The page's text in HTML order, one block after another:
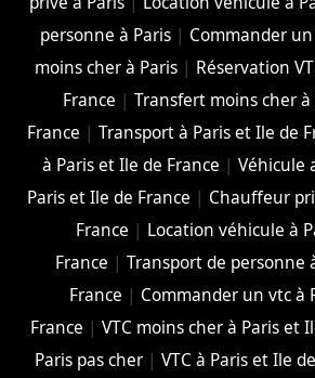
personne à Paris| Commander
moins cher à Paris | Réservation
France |Transfert moins cher
France |Transport à Paris et Ile de
à Paris et Ile de France |Véhicule
Paris et Ile de France | Chauffeur
France | Location véhicule à
France | Transport de personne
France | Commander un vtc à
France |VTC moins cher à Paris et
Paris pas cher |VTC à Paris et Ile